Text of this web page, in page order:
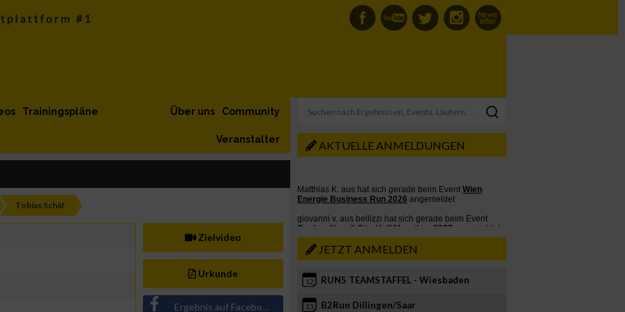
Trainingspläne Community
Über uns
Veranstalter
Tobias Schäf
Zielvideo
Urkunde
Ergebnis auf Facebook teilen
AKTUELLE ANMELDUNGEN
JETZT ANMELDEN
12 RUN5 TEAMSTAFFEL - Wiesbaden
13 B2Run Dillingen/Saar